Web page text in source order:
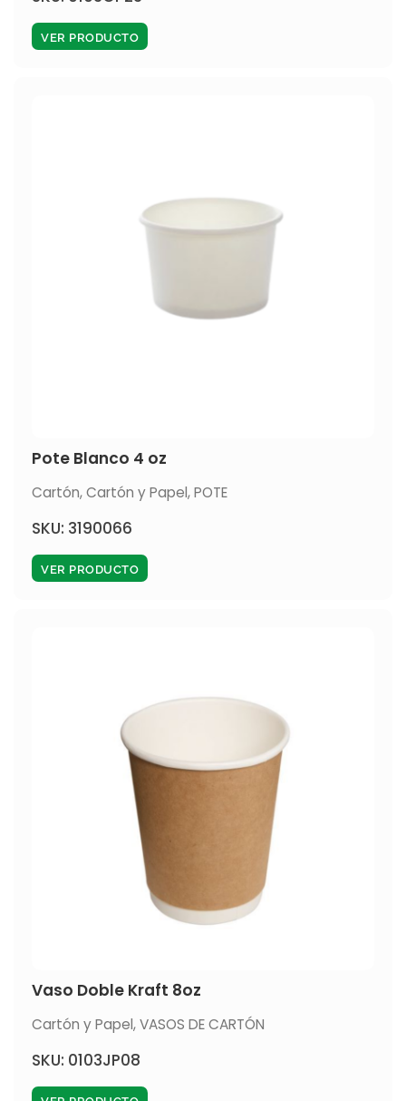
VER PRODUCTO
Pote Blanco 4 oz
Cartón,Cartón y Papel,POTE
SKU: 3190066
VER PRODUCTO
Vaso Doble Kraft 8oz
Cartón y Papel,VASOS DE CARTÓN
SKU: 0103JP08